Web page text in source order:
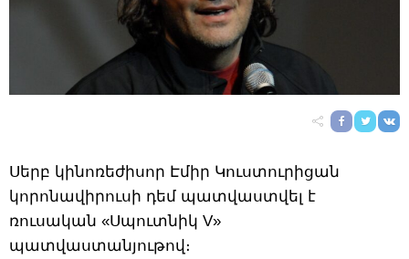
Սերբ կինոռեժիսոր Էմիր Կուստուրիցան
կորոնավիրուսի դեմ պատվաստվել է
ռուսական «Սպուտնիկ V»
պատվաստանյութով։